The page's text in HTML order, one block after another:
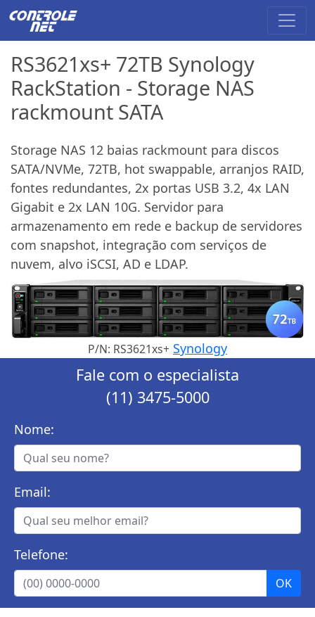
RS3621xs+ 72TB Synology
RackStation - Storage NAS
rackmount SATA
Storage NAS 12 baias rackmount para discos
SATA/NVMe, 72TB, hot swappable, arranjos RAID,
fontes redundantes, 2x portas USB 3.2, 4x LAN
Gigabit e 2x LAN 10G. Servidor para
armazenamento em rede e backup de servidores
com snapshot, integração com serviços de
nuvem, alvo iSCSI, AD e LDAP.
P/N: RS3621xs+ Synology
Fale com o especialista
(11) 3475-5000
Nome:
Email:
Telefone: